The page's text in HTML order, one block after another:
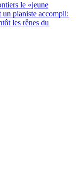
le «jeune
pianiste accompli:
les rênes du